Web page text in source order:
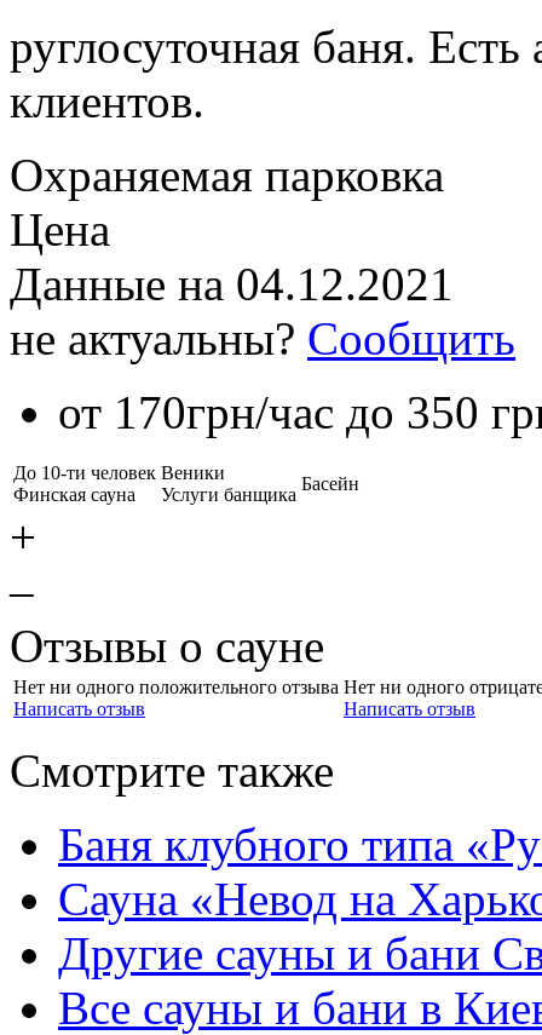
руглосуточная баня.
клиентов.
Охраняемая парковка
Цена
Данные на 04.12.2021
не актуальны? Сообщить
от 170грн/час до 350
До 10-ти человек
Финская сауна
Веники
Услуги банщика
Басейн
+
–
Отзывы о сауне
Нет ни одного положительного отзыва
Написать отзыв
Нет ни одного
Написать отзыв
Смотрите также
Баня клубного типа
Сауна «Невод на
Другие сауны и бани
Все сауны и бани в